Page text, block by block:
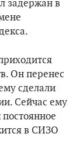
задержан в
Он перенес
сделали
Сейчас ему
в СИЗО